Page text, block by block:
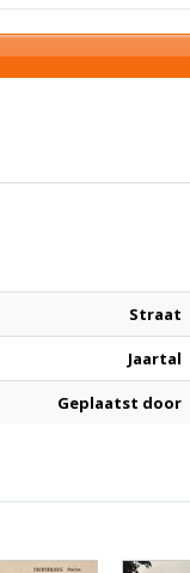
Straat
Jaartal
Geplaatst door